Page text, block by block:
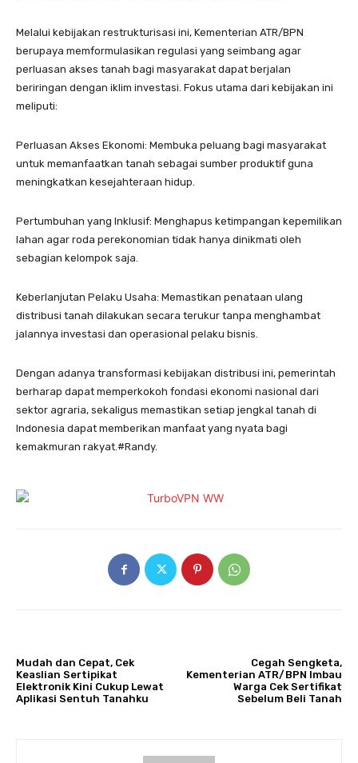
Melalui kebijakan restrukturisasi ini, Kementerian ATR/BPN
berupaya memformulasikan regulasi yang seimbang agar
perluasan akses tanah bagi masyarakat dapat berjalan
beriringan dengan iklim investasi. Fokus utama dari kebijakan ini
meliputi:
Perluasan Akses Ekonomi: Membuka peluang bagi masyarakat
untuk memanfaatkan tanah sebagai sumber produktif guna
meningkatkan kesejahteraan hidup.
Pertumbuhan yang Inklusif: Menghapus ketimpangan kepemilikan
lahan agar roda perekonomian tidak hanya dinikmati oleh
sebagian kelompok saja.
Keberlanjutan Pelaku Usaha: Memastikan penataan ulang
distribusi tanah dilakukan secara terukur tanpa menghambat
jalannya investasi dan operasional pelaku bisnis.
Dengan adanya transformasi kebijakan distribusi ini, pemerintah
berharap dapat memperkokoh fondasi ekonomi nasional dari
sektor agraria, sekaligus memastikan setiap jengkal tanah di
Indonesia dapat memberikan manfaat yang nyata bagi
kemakmuran rakyat.#Randy.
Mudah dan Cepat, Cek
Keaslian Sertipikat
Elektronik Kini Cukup Lewat
Aplikasi Sentuh Tanahku
Cegah Sengketa,
Kementerian ATR/BPN Imbau
Warga Cek Sertifikat
Sebelum Beli Tanah